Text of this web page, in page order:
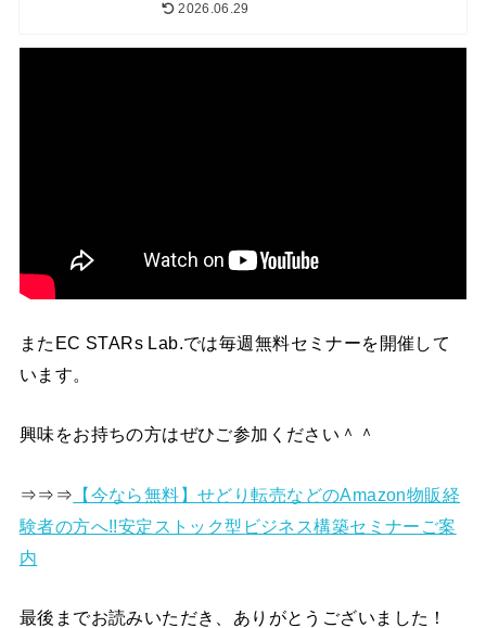
2026.06.29
またEC STARs Lab.では毎週無料セミナーを開催して
います。
興味をお持ちの方はぜひご参加ください＾＾
⇒⇒⇒ 【今なら無料】せどり転売などのAmazon物販経
験者の方へ!!安定ストック型ビジネス構築セミナーご案
内
最後までお読みいただき、ありがとうございました！